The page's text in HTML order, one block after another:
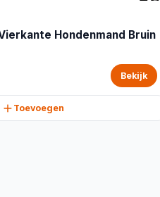
Hondenmand Bruin
Bekijk
Toevoegen